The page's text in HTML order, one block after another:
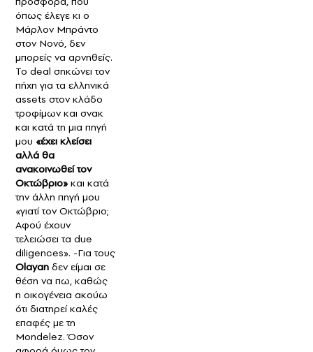
όπως έλεγε κι ο
Μάρλον Μπράντο
στον Νονό, δεν
μπορείς να αρνηθείς.
Το deal σηκώνει τον
πήχη για τα ελληνικά
assets στον κλάδο
τροφίμων και σνακ
και κατά τη μια πηγή
μου «έχει κλείσει
αλλά θα
ανακοινωθεί τον
Οκτώβριο» και κατά
την άλλη πηγή μου
«γιατί τον Οκτώβριο;
Αφού έχουν
τελειώσει τα due
diligences». -Για τους
Οlayan δεν είμαι σε
θέση να πω, καθώς
η οικογένεια ακούω
ότι διατηρεί καλές
επαφές με τη
Mondelez. Όσον